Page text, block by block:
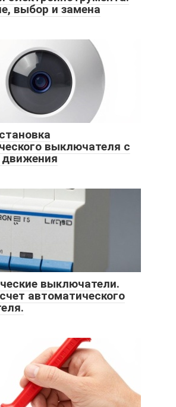
выбор и замена
выключателя с
выключатели.
автоматического